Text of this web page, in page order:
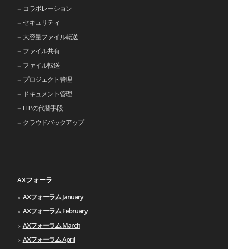
コラボレーション
セキュリティ
大容量ファイル転送
ファイル共有
ファイル転送
プロジェクト管理
ドキュメント管理
FTPの代替手段
クラウドバックアップ
AXフォーラ
AXフォーラム January
AXフォーラム February
AXフォーラム March
AXフォーラム April